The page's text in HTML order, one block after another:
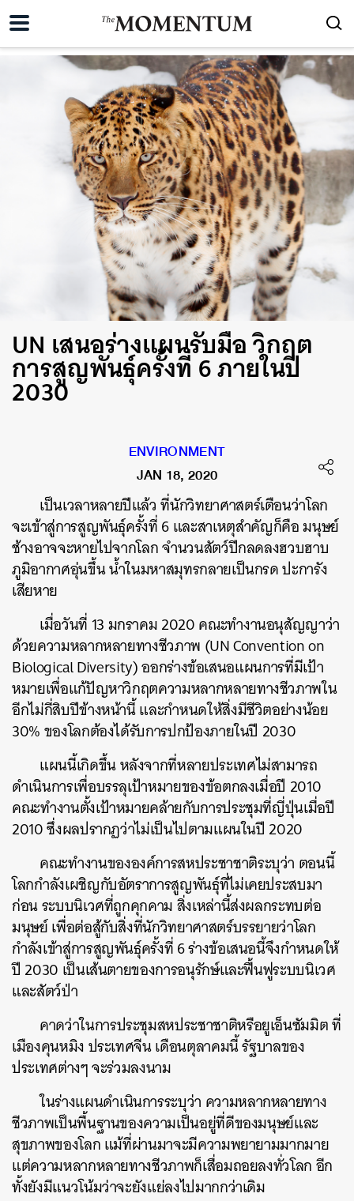
UN เสนอร่างแผนรับมือ วิกฤต
การสูญพันธุ์ครั้งที่ 6 ภายในปี
2030
ENVIRONMENT
JAN 18, 2020
เป็นเวลาหลายปีแล้ว ที่นักวิทยาศาสตร์เตือนว่าโลก
จะเข้าสู่การสูญพันธุ์ครั้งที่ 6 และสาเหตุสำคัญก็คือ มนุษย์
ช้างอาจจะหายไปจากโลก จำนวนสัตว์ปีกลดลงฮวบฮาบ
ภูมิอากาศอุ่นขึ้น น้ำในมหาสมุทรกลายเป็นกรด ปะการัง
เสียหาย
เมื่อวันที่ 13 มกราคม 2020 คณะทำงานอนุสัญญาว่า
ด้วยความหลากหลายทางชีวภาพ (UN Convention on
Biological Diversity) ออกร่างข้อเสนอแผนการที่มีเป้า
หมายเพื่อแก้ปัญหาวิกฤตความหลากหลายทางชีวภาพใน
อีกไม่กี่สิบปีข้างหน้านี้ และกำหนดให้สิ่งมีชีวิตอย่างน้อย
30% ของโลกต้องได้รับการปกป้องภายในปี 2030
แผนนี้เกิดขึ้น หลังจากที่หลายประเทศไม่สามารถ
ดำเนินการเพื่อบรรลุเป้าหมายของข้อตกลงเมื่อปี 2010
คณะทำงานตั้งเป้าหมายคล้ายกับการประชุมที่ญี่ปุ่นเมื่อปี
2010 ซึ่งผลปรากฏว่าไม่เป็นไปตามแผนในปี 2020
คณะทำงานขององค์การสหประชาชาติระบุว่า ตอนนี้
โลกกำลังเผชิญกับอัตราการสูญพันธุ์ที่ไม่เคยประสบมา
ก่อน ระบบนิเวศที่ถูกคุกคาม สิ่งเหล่านี้ส่งผลกระทบต่อ
มนุษย์ เพื่อต่อสู้กับสิ่งที่นักวิทยาศาสตร์บรรยายว่าโลก
กำลังเข้าสู่การสูญพันธุ์ครั้งที่ 6 ร่างข้อเสนอนี้จึงกำหนดให้
ปี 2030 เป็นเส้นตายของการอนุรักษ์และฟื้นฟูระบบนิเวศ
และสัตว์ป่า
คาดว่าในการประชุมสหประชาชาติหรือยูเอ็นซัมมิต ที่
เมืองคุนหมิง ประเทศจีน เดือนตุลาคมนี้ รัฐบาลของ
ประเทศต่างๆ จะร่วมลงนาม
ในร่างแผนดำเนินการระบุว่า ความหลากหลายทาง
ชีวภาพเป็นพื้นฐานของความเป็นอยู่ที่ดีของมนุษย์และ
สุขภาพของโลก แม้ที่ผ่านมาจะมีความพยายามมากมาย
แต่ความหลากหลายทางชีวภาพก็เสื่อมถอยลงทั่วโลก อีก
ทั้งยังมีแนวโน้มว่าจะยังแย่ลงไปมากกว่าเดิม